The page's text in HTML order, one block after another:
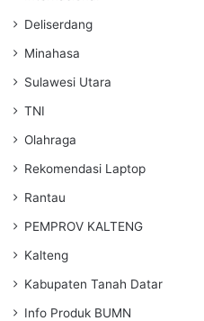
Deliserdang
Minahasa
Sulawesi Utara
TNI
Olahraga
Rekomendasi Laptop
Rantau
PEMPROV KALTENG
Kalteng
Kabupaten Tanah Datar
Info Produk BUMN